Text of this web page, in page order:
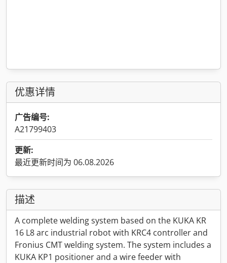
优惠详情
广告编号:
A21799403
更新:
最近更新时间为 06.08.2026
描述
A complete welding system based on the KUKA KR
16 L8 arc industrial robot with KRC4 controller and
Fronius CMT welding system. The system includes a
KUKA KP1 positioner and a wire feeder with